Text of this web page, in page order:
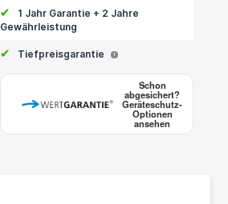
✔
1 Jahr Garantie + 2 Jahre
Gewährleistung
✔ Tiefpreisgarantie i
Schon
abgesichert?
Geräteschutz-
Optionen
ansehen